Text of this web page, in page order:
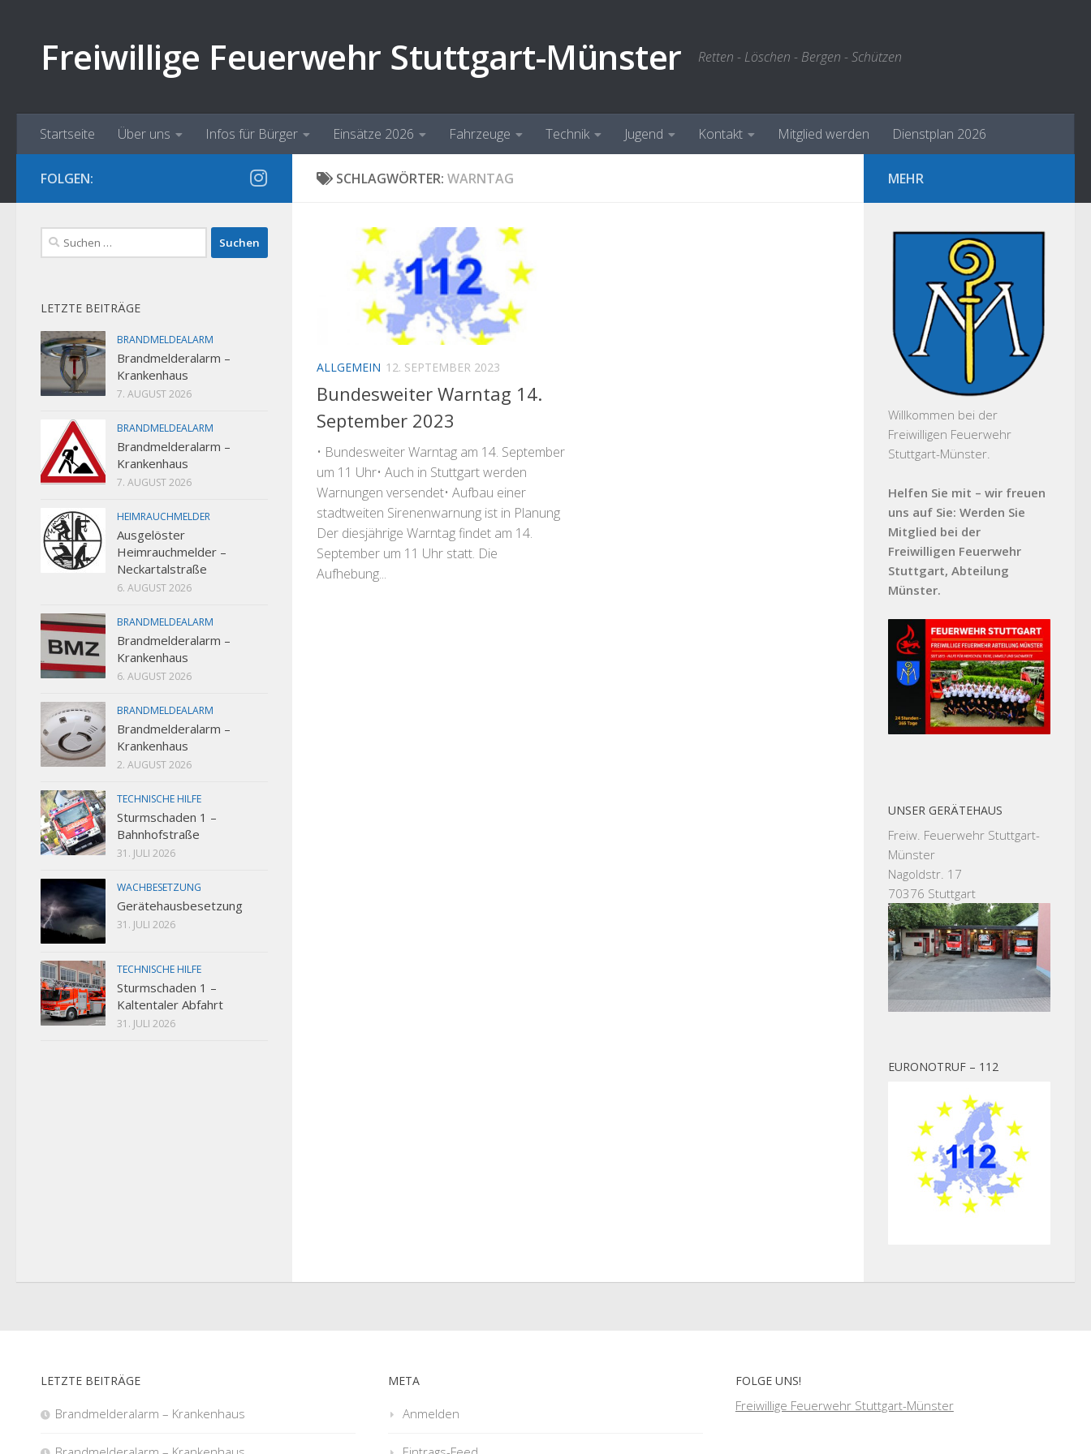
Freiwillige Feuerwehr Stuttgart-Münster Retten - Löschen - Bergen - Schützen
Startseite Über uns Infos für Bürger Einsätze 2026 Fahrzeuge Technik Jugend Kontakt Mitglied werden Dienstplan 2026
SCHLAGWÖRTER: WARNTAG
ALLGEMEIN 12. SEPTEMBER 2023
Bundesweiter Warntag 14.
September 2023
• Bundesweiter Warntag am 14. September
um 11 Uhr• Auch in Stuttgart werden
Warnungen versendet• Aufbau einer
stadtweiten Sirenenwarnung ist in Planung
Der diesjährige Warntag findet am 14.
September um 11 Uhr statt. Die
Aufhebung...
FOLGEN:
Suchen
nach:
LETZTE BEITRÄGE
BRANDMELDEALARM
Brandmelderalarm –
Krankenhaus
7. AUGUST 2026
BRANDMELDEALARM
Brandmelderalarm –
Krankenhaus
7. AUGUST 2026
HEIMRAUCHMELDER
Ausgelöster
Heimrauchmelder –
Neckartalstraße
6. AUGUST 2026
BRANDMELDEALARM
Brandmelderalarm –
Krankenhaus
6. AUGUST 2026
BRANDMELDEALARM
Brandmelderalarm –
Krankenhaus
2. AUGUST 2026
TECHNISCHE HILFE
Sturmschaden 1 –
Bahnhofstraße
31. JULI 2026
WACHBESETZUNG
Gerätehausbesetzung
31. JULI 2026
TECHNISCHE HILFE
Sturmschaden 1 –
Kaltentaler Abfahrt
31. JULI 2026
MEHR
Willkommen bei der
Freiwilligen Feuerwehr
Stuttgart-Münster.
Helfen Sie mit – wir freuen
uns auf Sie: Werden Sie
Mitglied bei der
Freiwilligen Feuerwehr
Stuttgart, Abteilung
Münster.
UNSER GERÄTEHAUS
Freiw. Feuerwehr Stuttgart-
Münster
Nagoldstr. 17
70376 Stuttgart
EURONOTRUF – 112
LETZTE BEITRÄGE
Brandmelderalarm – Krankenhaus
META
Anmelden
FOLGE UNS!
Freiwillige Feuerwehr Stuttgart-Münster